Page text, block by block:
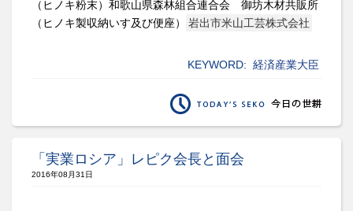
（ヒノキ粉末）和歌山県森林組合連合会 御坊木材共販所
（ヒノキ製収納いす及び便座）
岩出市米山工芸株式会社
KEYWORD: 経済産業大臣
「実業ロシア」レピク会長と面会
2016年08月31日